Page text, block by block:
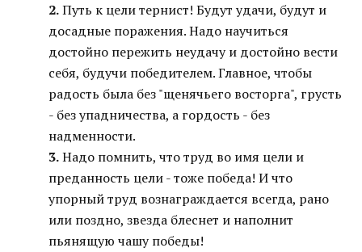
2.Путь к цели тернист! Будут удачи, будут и
досадные поражения. Надо научиться
достойно пережить неудачу и достойно вести
себя, будучи победителем. Главное, чтобы
радость была без "щенячьего восторга", грусть
- без упадничества, а гордость - без
надменности.
3.Надо помнить, что труд во имя цели и
преданность цели - тоже победа! И что
упорный труд вознаграждается всегда, рано
или поздно, звезда блеснет и наполнит
пьянящую чашу победы!